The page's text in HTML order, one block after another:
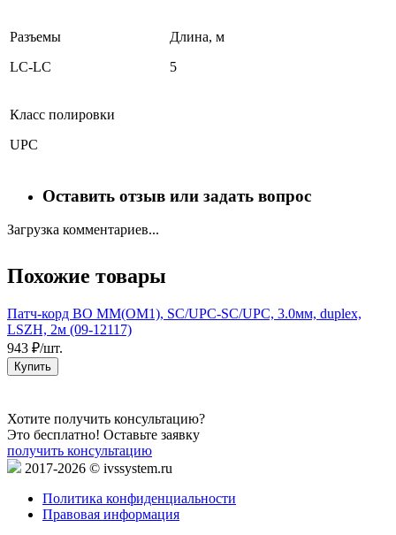
Разъемы
LC-LC
Длина, м
5
Класс полировки
UPC
Оставить отзыв или задать вопрос
Загрузка комментариев...
Похожие товары
Патч-корд ВО MM(OM1), SC/UPC-SC/UPC, 3.0мм, duplex,
LSZH, 2м (09-12117)
943 ₽/шт.
Купить
Хотите получить консультацию?
Это бесплатно! Оставьте заявку
получить консультацию
2017-2026 © ivssystem.ru
Политика конфиденциальности
Правовая информация